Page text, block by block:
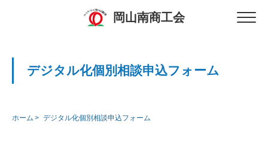
岡山南商工会
デジタル化個別相談申込フォーム
ホーム デジタル化個別相談申込フォーム